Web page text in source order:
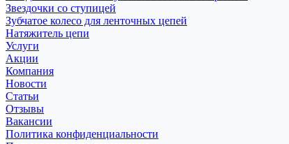
Звездочки со ступицей
Зубчатое колесо для ленточных цепей
Натяжитель цепи
Услуги
Акции
Компания
Новости
Статьи
Отзывы
Вакансии
Политика конфиденциальности